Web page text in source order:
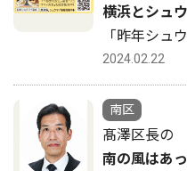
横浜とシュ
「昨年シュ
2024.02.22
南区
髙澤区長の
南の風はあ